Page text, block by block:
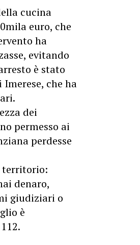
cucina
euro, che
ha
evitando
è stato
che ha
dei
permesso ai
perdesse
territorio:
denaro,
giudiziari o
è